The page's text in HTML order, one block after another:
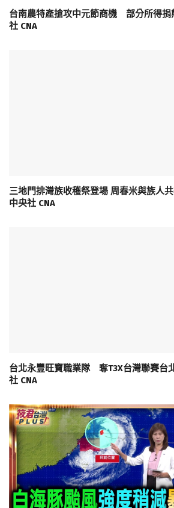
台南農特產搶攻中元節商機 部分所得
社 CNA
三地門排灣族收穫祭登場 周春米與族人
中央社 CNA
台北永豐旺寶職業隊 奪T3X台灣聯賽台
社 CNA